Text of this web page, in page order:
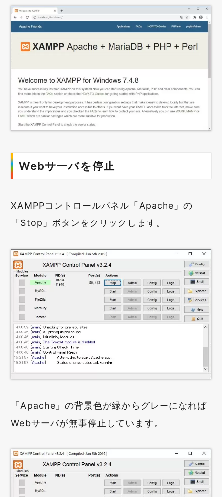
Webサーバを停止
XAMPPコントロールパネル「Apache」の
「Stop」ボタンをクリックします。
「Apache」の背景色が緑からグレーになれば
Webサーバが無事停止しています。